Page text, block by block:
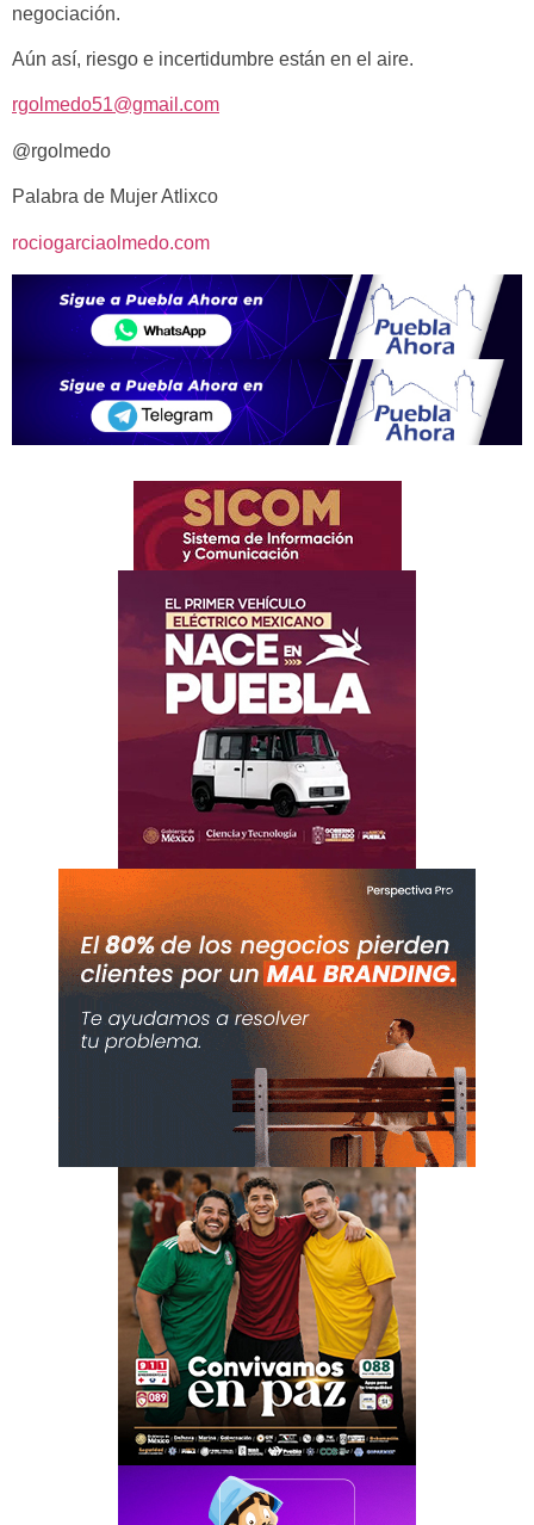
negociación.
Aún así, riesgo e incertidumbre están en el aire.
rgolmedo51@gmail.com
@rgolmedo
Palabra de Mujer Atlixco
rociogarciaolmedo.com